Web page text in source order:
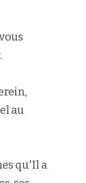
au
qu'Il a